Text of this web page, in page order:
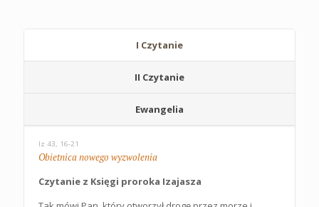
I Czytanie
II Czytanie
Ewangelia
Iz 43, 16-21
Obietnica nowego wyzwolenia
Czytanie z Księgi proroka Izajasza